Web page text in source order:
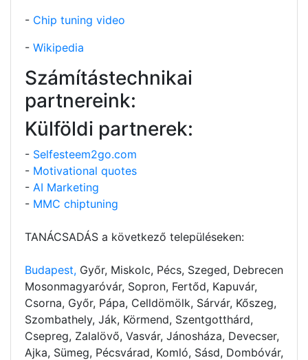
- Chip tuning video
- Wikipedia
Számítástechnikai
partnereink:
Külföldi partnerek:
- Selfesteem2go.com
- Motivational quotes
- AI Marketing
- MMC chiptuning
TANÁCSADÁS a következő településeken:
Budapest, Győr, Miskolc, Pécs, Szeged, Debrecen
Mosonmagyaróvár, Sopron, Fertőd, Kapuvár,
Csorna, Győr, Pápa, Celldömölk, Sárvár, Kőszeg,
Szombathely, Ják, Körmend, Szentgotthárd,
Csepreg, Zalalövő, Vasvár, Jánosháza, Devecser,
Ajka, Sümeg, Pécsvárad, Komló, Sásd, Dombóvár,